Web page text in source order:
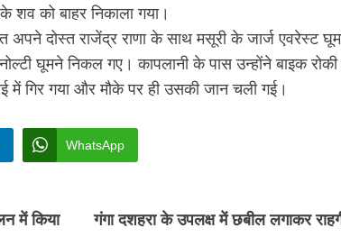
को बाहर निकाला गया।
दोस्त राजेंद्र राणा के साथ मसूरी के जार्ज एवरेस्ट
घूमने निकल गए। कापलानी के पास उन्होंने बाइक
में गिर गया और मौके पर ही उसकी जान चली गई।
WhatsApp
में किया
गंगा दशहरा के उपलक्ष में छबील लगाकर